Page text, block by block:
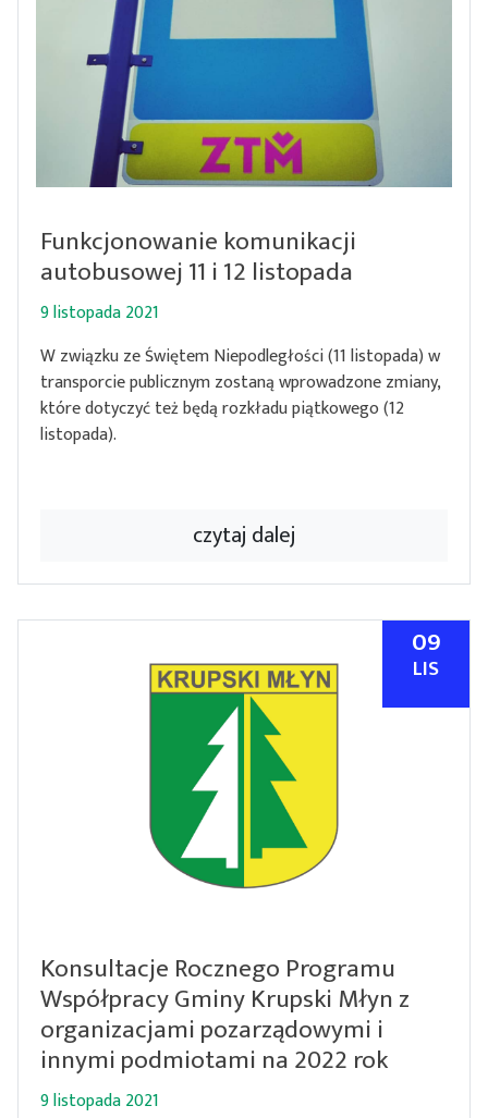
Funkcjonowanie komunikacji
autobusowej 11 i 12 listopada
9 listopada 2021
W związku ze Świętem Niepodległości (11 listopada) w
transporcie publicznym zostaną wprowadzone zmiany,
które dotyczyć też będą rozkładu piątkowego (12
listopada).
czytaj dalej
09
LIS
Konsultacje Rocznego Programu
Współpracy Gminy Krupski Młyn z
organizacjami pozarządowymi i
innymi podmiotami na 2022 rok
9 listopada 2021